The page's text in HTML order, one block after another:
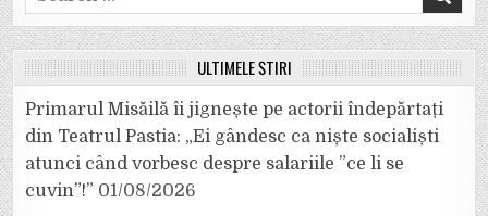
for:
ULTIMELE ȘTIRI
Primarul Misăilă îi jignește pe actorii îndepărtați
din Teatrul Pastia: „Ei gândesc ca niște socialiști
atunci când vorbesc despre salariile ”ce li se
cuvin”!” 01/08/2026